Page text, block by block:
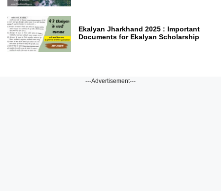
Ekalyan Jharkhand 2025 : Important
Documents for Ekalyan Scholarship
---Advertisement---